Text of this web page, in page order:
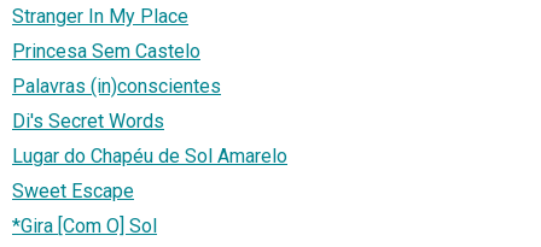
Stranger In My Place
Princesa Sem Castelo
Palavras (in)conscientes
Di's Secret Words
Lugar do Chapéu de Sol Amarelo
Sweet Escape
*Gira [Com O] Sol